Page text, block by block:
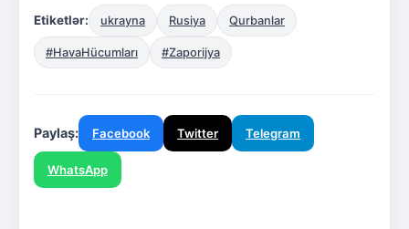
Etiketlər: ukrayna Rusiya Qurbanlar
#HavaHücumları #Zaporijya
Paylaş: Facebook Twitter Telegram
WhatsApp